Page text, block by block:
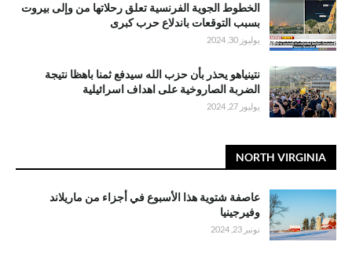
الخطوط الجوية الفرنسية تعلق رحلاتها من وإلى بيروت
بسبب التوقعات باندلاع حرب كبرى
يوليوز 30, 2024
نتينياهو يحذر بأن حزب الله سيدفع ثمنا باهظا نتيجة
الضربة الصاروخية على اهداف اسرائيلية
يوليوز 27, 2024
NORTH VIRGINIA
عاصفة شتوية هذا الأسبوع في أجزاء من ماريلاند
وفيرجينيا
نونبر 23, 2024